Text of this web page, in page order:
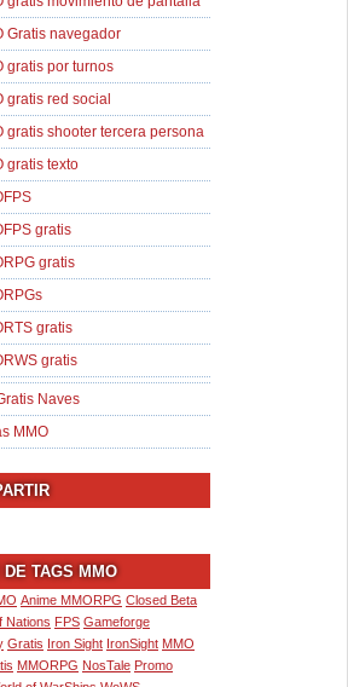
Gratis navegador
gratis por turnos
gratis red social
gratis shooter tercera persona
gratis texto
gratis
gratis
gratis
gratis
Naves
MMO
DE TAGS MMO
Anime MMORPG Closed Beta
Nations FPS Gameforge
Gratis Iron Sight IronSight MMO
MMORPG NosTale Promo